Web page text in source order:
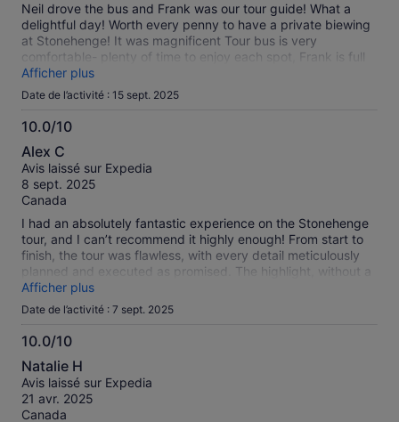
Neil drove the bus and Frank was our tour guide! What a
delightful day! Worth every penny to have a private biewing
at Stonehenge! It was magnificent Tour bus is very
comfortable- plenty of time to enjoy each spot, Frank is full
of information and a great conversationalist! Do not miss this
tour.
Afficher plus
Date de l’activité : 15 sept. 2025
10.0/10
10.0
sur
10
Alex C
Avis laissé sur Expedia
8 sept. 2025
Canada
I had an absolutely fantastic experience on the Stonehenge
tour, and I can’t recommend it highly enough! From start to
finish, the tour was flawless, with every detail meticulously
planned and executed as promised. The highlight, without a
doubt, was our incredible tour guide, Nicholas. His passion
for England and its history was impressive, and he kept us
thoroughly informed with fascinating facts and stories.
Nicholas was not only exceptionally knowledgeable but also
very entertaining, weaving humor and engaging anecdotes
into his explanations, which made the experience enjoyable
for everyone. His enthusiasm and professionalism ensured
the entire group was captivated and well-cared for
throughout the day. If you’re considering a Stonehenge tour,
Afficher plus
Date de l’activité : 7 sept. 2025
10.0/10
10.0
sur
10
Natalie H
Avis laissé sur Expedia
21 avr. 2025
Canada